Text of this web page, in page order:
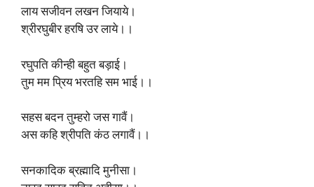
लाय सजीवन लखन जियाये।
श्रीरघुबीर हरषि उर लाये।।
रघुपति कीन्ही बहुत बड़ाई।
तुम मम प्रिय भरतहि सम भाई।।
सहस बदन तुम्हरो जस गावैं।
अस कहि श्रीपति कंठ लगावैं।।
सनकादिक ब्रह्मादि मुनीसा।